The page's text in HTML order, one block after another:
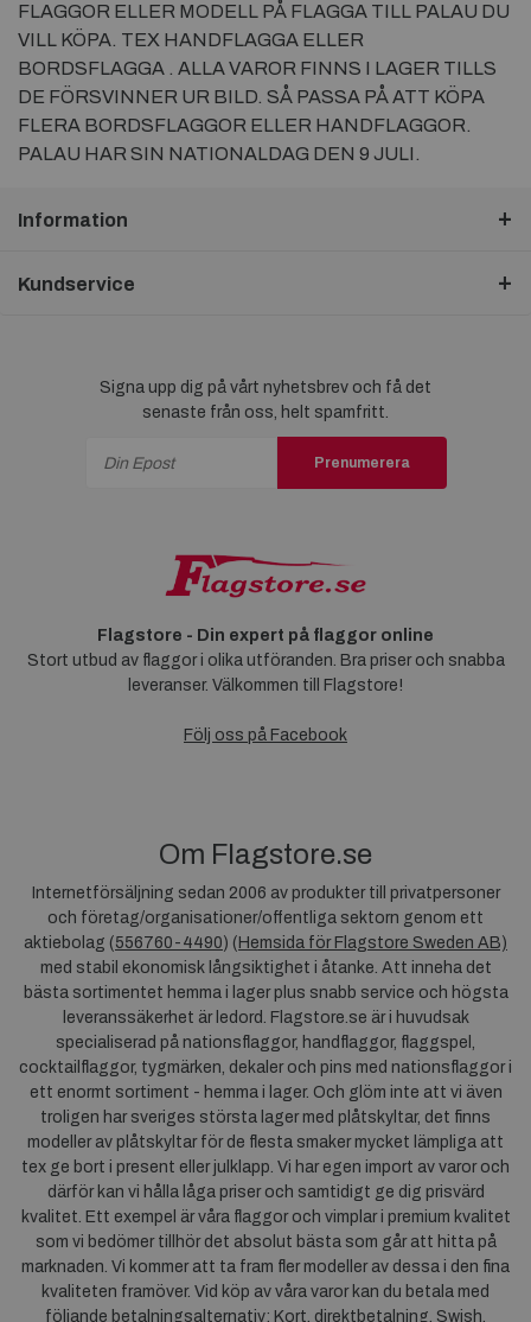
FLAGGOR ELLER MODELL PÅ FLAGGA TILL PALAU DU
VILL KÖPA. TEX HANDFLAGGA ELLER
BORDSFLAGGA . ALLA VAROR FINNS I LAGER TILLS
DE FÖRSVINNER UR BILD. SÅ PASSA PÅ ATT KÖPA
FLERA BORDSFLAGGOR ELLER HANDFLAGGOR.
PALAU HAR SIN NATIONALDAG DEN 9 JULI.
Information
Kundservice
Signa upp dig på vårt nyhetsbrev och få det
senaste från oss, helt spamfritt.
Prenumerera
Flagstore - Din expert på flaggor online
Stort utbud av flaggor i olika utföranden. Bra priser och snabba
leveranser. Välkommen till Flagstore!
Följ oss på Facebook
Om Flagstore.se
Internetförsäljning sedan 2006 av produkter till privatpersoner
och företag/organisationer/offentliga sektorn genom ett
aktiebolag (556760-4490) ( Hemsida för Flagstore Sweden AB)
med stabil ekonomisk långsiktighet i åtanke. Att inneha det
bästa sortimentet hemma i lager plus snabb service och högsta
leveranssäkerhet är ledord. Flagstore.se är i huvudsak
specialiserad på nationsflaggor, handflaggor, flaggspel,
cocktailflaggor, tygmärken, dekaler och pins med nationsflaggor i
ett enormt sortiment - hemma i lager. Och glöm inte att vi även
troligen har sveriges största lager med plåtskyltar, det finns
modeller av plåtskyltar för de flesta smaker mycket lämpliga att
tex ge bort i present eller julklapp. Vi har egen import av varor och
därför kan vi hålla låga priser och samtidigt ge dig prisvärd
kvalitet. Ett exempel är våra flaggor och vimplar i premium kvalitet
som vi bedömer tillhör det absolut bästa som går att hitta på
marknaden. Vi kommer att ta fram fler modeller av dessa i den fina
kvaliteten framöver. Vid köp av våra varor kan du betala med
följande betalningsalternativ: Kort, direktbetalning, Swish,